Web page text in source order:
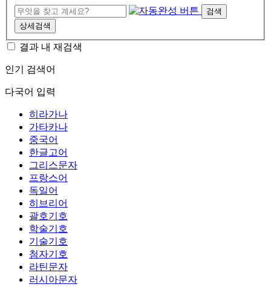
검색
상세검색
결과 내 재검색
인기 검색어
다국어 입력
히라가나
가타카나
중국어
한글고어
그리스문자
프랑스어
독일어
히브리어
괄호기호
학술기호
기술기호
첨자기호
라틴문자
러시아문자